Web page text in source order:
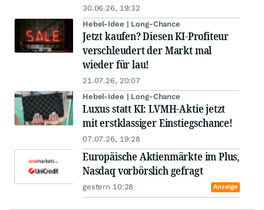
30.06.26, 19:32
Hebel-Idee | Long-Chance
Jetzt kaufen? Diesen KI-Profiteur
verschleudert der Markt mal
wieder für lau!
21.07.26, 20:07
Hebel-Idee | Long-Chance
Luxus statt KI: LVMH-Aktie jetzt
mit erstklassiger Einstiegschance!
07.07.26, 19:28
Europäische Aktienmärkte im Plus,
Nasdaq vorbörslich gefragt
gestern 10:28 Anzeige